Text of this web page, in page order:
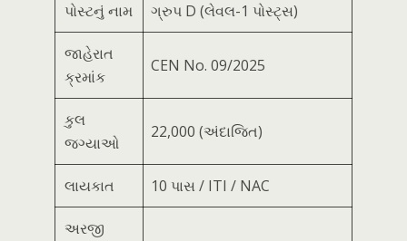
પોસ્ટનું નામ ગ્રુપ D (લેવલ-1 પોસ્ટ્સ)
જાહેરાત
ક્રમાંક
CEN No. 09/2025
કુલ
જગ્યાઓ
22,000 (અંદાજિત)
લાયકાત 10 પાસ / ITI / NAC
અરજી